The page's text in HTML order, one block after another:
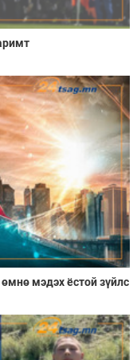
мэдэх ёстой зүйлс